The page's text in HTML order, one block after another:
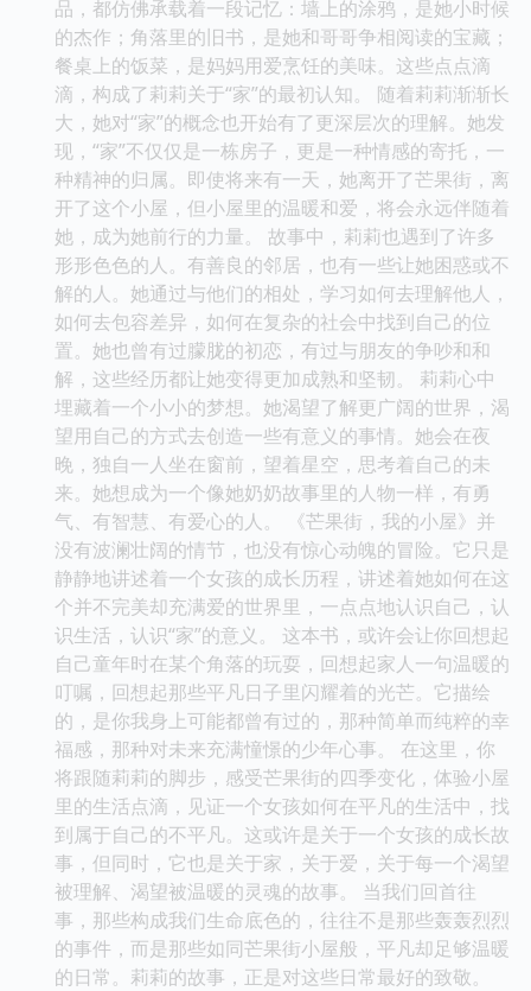
品，都仿佛承载着一段记忆：墙上的涂鸦，是她小时候
的杰作；角落里的旧书，是她和哥哥争相阅读的宝藏；
餐桌上的饭菜，是妈妈用爱烹饪的美味。这些点点滴
滴，构成了莉莉关于“家”的最初认知。 随着莉莉渐渐长
大，她对“家”的概念也开始有了更深层次的理解。她发
现，“家”不仅仅是一栋房子，更是一种情感的寄托，一
种精神的归属。即使将来有一天，她离开了芒果街，离
开了这个小屋，但小屋里的温暖和爱，将会永远伴随着
她，成为她前行的力量。 故事中，莉莉也遇到了许多
形形色色的人。有善良的邻居，也有一些让她困惑或不
解的人。她通过与他们的相处，学习如何去理解他人，
如何去包容差异，如何在复杂的社会中找到自己的位
置。她也曾有过朦胧的初恋，有过与朋友的争吵和和
解，这些经历都让她变得更加成熟和坚韧。 莉莉心中
埋藏着一个小小的梦想。她渴望了解更广阔的世界，渴
望用自己的方式去创造一些有意义的事情。她会在夜
晚，独自一人坐在窗前，望着星空，思考着自己的未
来。她想成为一个像她奶奶故事里的人物一样，有勇
气、有智慧、有爱心的人。 《芒果街，我的小屋》并
没有波澜壮阔的情节，也没有惊心动魄的冒险。它只是
静静地讲述着一个女孩的成长历程，讲述着她如何在这
个并不完美却充满爱的世界里，一点点地认识自己，认
识生活，认识“家”的意义。 这本书，或许会让你回想起
自己童年时在某个角落的玩耍，回想起家人一句温暖的
叮嘱，回想起那些平凡日子里闪耀着的光芒。它描绘
的，是你我身上可能都曾有过的，那种简单而纯粹的幸
福感，那种对未来充满憧憬的少年心事。 在这里，你
将跟随莉莉的脚步，感受芒果街的四季变化，体验小屋
里的生活点滴，见证一个女孩如何在平凡的生活中，找
到属于自己的不平凡。这或许是关于一个女孩的成长故
事，但同时，它也是关于家，关于爱，关于每一个渴望
被理解、渴望被温暖的灵魂的故事。 当我们回首往
事，那些构成我们生命底色的，往往不是那些轰轰烈烈
的事件，而是那些如同芒果街小屋般，平凡却足够温暖
的日常。莉莉的故事，正是对这些日常最好的致敬。